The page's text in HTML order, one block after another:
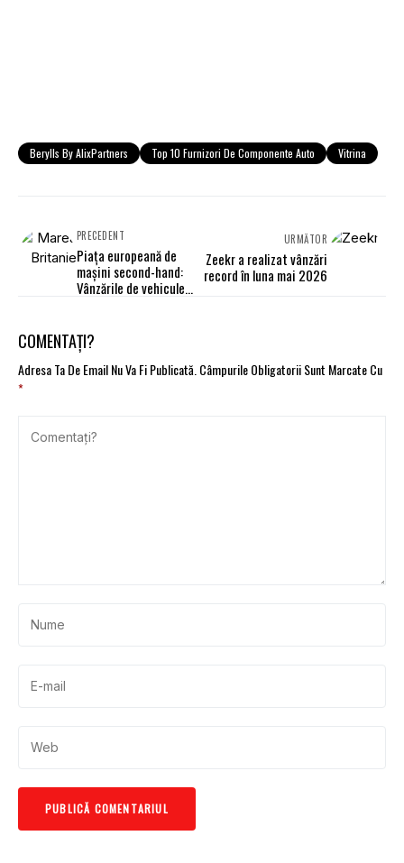
Berylls By AlixPartners Top 10 Furnizori De Componente Auto Vitrina
PRECEDENT
Piața europeană de
mașini second-hand:
Vânzările de vehicule
de la o bază scăzută
URMĂTOR
Zeekr a realizat vânzări
record în luna mai 2026
COMENTAȚI?
Adresa Ta De Email Nu Va Fi Publicată.Câmpurile Obligatorii Sunt Marcate Cu
*